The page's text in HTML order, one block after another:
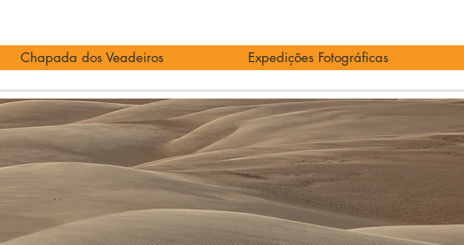
Chapada dos Veadeiros Expedições Fotográficas